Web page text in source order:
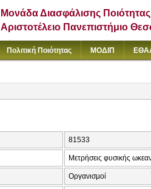
Μονάδα Διασφάλισης Ποιότητας
Αριστοτέλειο Πανεπιστήμιο
Πολιτική Ποιότητας ΜΟΔΙΠ
81533
Μετρήσεις φυσικής
Οργανισμοί